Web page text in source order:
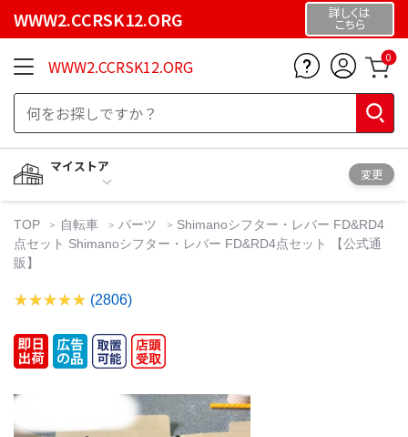
WWW2.CCRSK12.ORG 詳しくは
こちら
WWW2.CCRSK12.ORG 0
マイストア
変更
TOP 自転車 パーツ
Shimanoシフター・レバー FD&RD4
点セット Shimanoシフター・レバー FD&RD4点セット 【公式通
販】
(2806)